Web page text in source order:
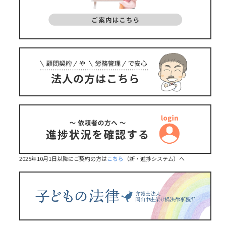
2025年10月1日以降にご契約の方はこちら （新・進捗システム）へ